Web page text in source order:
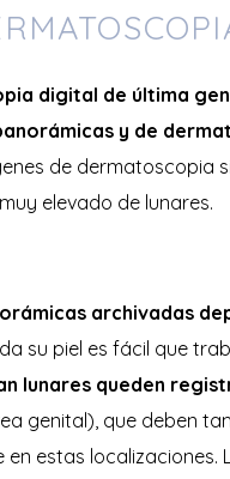
digital de última
y de
de dermatoscopia
elevado de lunares.
archivadas
su piel es fácil que
lunares queden
genital), que deben
estas